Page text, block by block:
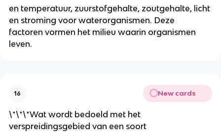
en temperatuur, zuurstofgehalte, zoutgehalte, licht
en stroming voor waterorganismen. Deze
factoren vormen het milieu waarin organismen
leven.
16 New cards
\*\*\*Wat wordt bedoeld met het
verspreidingsgebied van een soort